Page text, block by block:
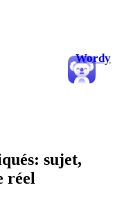
Wordy
sujet,
réel